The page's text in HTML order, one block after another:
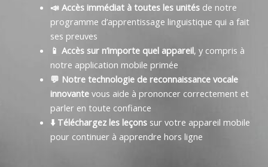
📣 Accès immédiat à toutes les unitésde notre
programme d’apprentissage linguistique qui a fait
ses preuves
📱 Accès sur n’importe quel appareil, y compris à
notre application mobile primée
💬 Notre technologie de reconnaissance vocale
innovantevous aide à prononcer correctement et
parler en toute confiance
⬇️ Téléchargez les leçonssur votre appareil mobile
pour continuer à apprendre hors ligne